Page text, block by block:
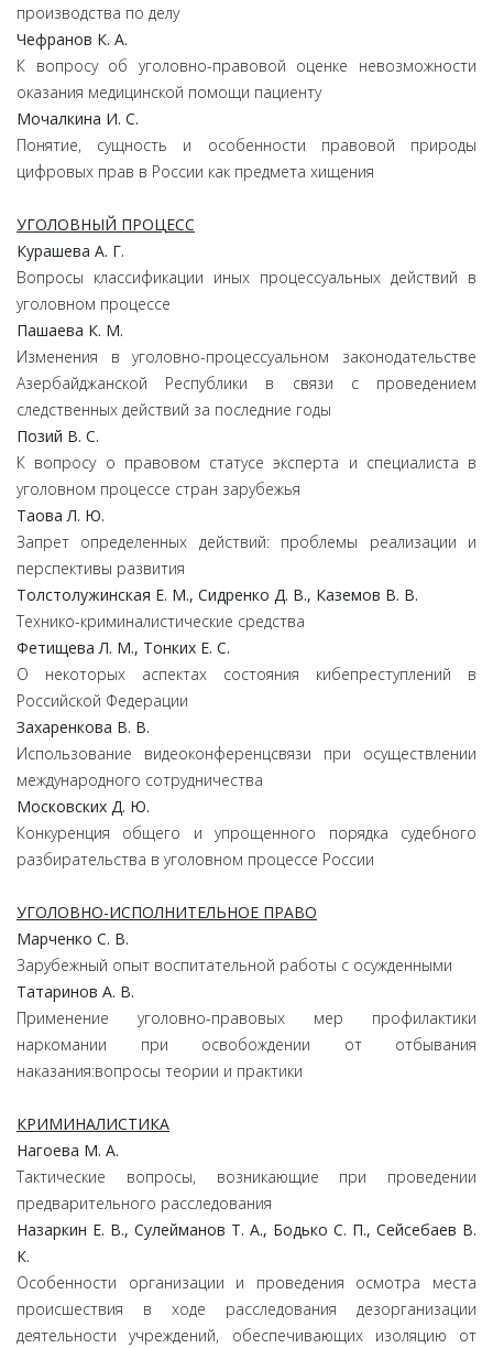
производства по делу
Чефранов К. А.
К вопросу об уголовно-правовой оценке невозможности
оказания медицинской помощи пациенту
Мочалкина И. С.
Понятие, сущность и особенности правовой природы
цифровых прав в России как предмета хищения
УГОЛОВНЫЙ ПРОЦЕСС
Курашева А. Г.
Вопросы классификации иных процессуальных действий в
уголовном процессе
Пашаева К. М.
Изменения в уголовно-процессуальном законодательстве
Азербайджанской Республики в связи с проведением
следственных действий за последние годы
Позий В. С.
К вопросу о правовом статусе эксперта и специалиста в
уголовном процессе стран зарубежья
Таова Л. Ю.
Запрет определенных действий: проблемы реализации и
перспективы развития
Толстолужинская Е. М., Сидренко Д. В., Каземов В. В.
Технико-криминалистические средства
Фетищева Л. М., Тонких Е. С.
О некоторых аспектах состояния кибепреступлений в
Российской Федерации
Захаренкова В. В.
Использование видеоконференцсвязи при осуществлении
международного сотрудничества
Московских Д. Ю.
Конкуренция общего и упрощенного порядка судебного
разбирательства в уголовном процессе России
УГОЛОВНО-ИСПОЛНИТЕЛЬНОЕ ПРАВО
Марченко С. В.
Зарубежный опыт воспитательной работы с осужденными
Татаринов А. В.
Применение уголовно-правовых мер профилактики
наркомании при освобождении от отбывания
наказания:вопросы теории и практики
КРИМИНАЛИСТИКА
Нагоева М. А.
Тактические вопросы, возникающие при проведении
предварительного расследования
Назаркин Е. В., Сулейманов Т. А., Бодько С. П., Сейсебаев В.
К.
Особенности организации и проведения осмотра места
происшествия в ходе расследования дезорганизации
деятельности учреждений, обеспечивающих изоляцию от